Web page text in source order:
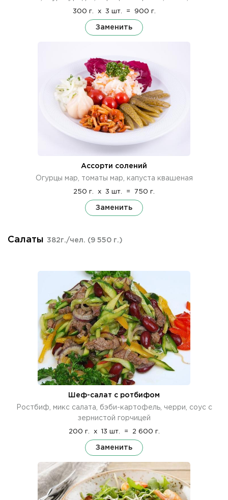
300 г. x 3 шт. = 900 г.
Заменить
Ассорти солений
Огурцы мар, томаты мар, капуста квашеная
250 г. x 3 шт. = 750 г.
Заменить
Салаты 382г./чел. (9 550 г.)
Шеф-салат с ротбифом
Ростбиф, микс салата, бэби-картофель, черри, соус с
зернистой горчицей
200 г. x 13 шт. = 2 600 г.
Заменить